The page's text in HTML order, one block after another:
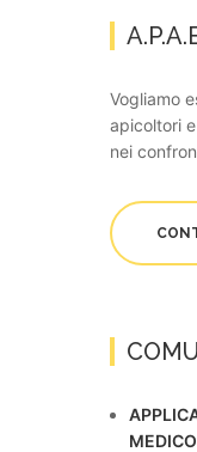
Vogliamo
apicoltori
nei